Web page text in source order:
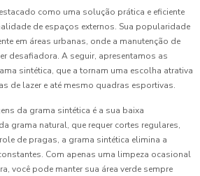
como uma solução prática e eficiente
de espaços externos. Sua popularidade
em áreas urbanas, onde a manutenção de
desafiadora. A seguir, apresentamos as
sintética, que a tornam uma escolha atrativa
de lazer e até mesmo quadras esportivas.
da grama sintética é a sua baixa
grama natural, que requer cortes regulares,
de pragas, a grama sintética elimina a
Com apenas uma limpeza ocasional
você pode manter sua área verde sempre